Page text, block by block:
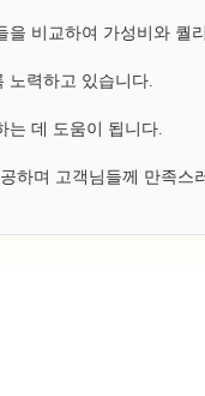
비교하여 가성비와
노력하고 있습니다.
는 데 도움이 됩니다.
하며 고객님들께 만족